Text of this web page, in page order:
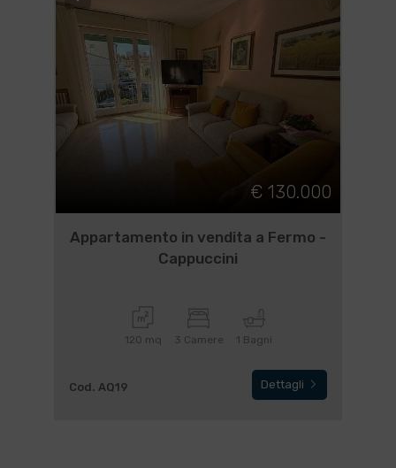
€ 130.000
Appartamento in vendita a Fermo -
Cappuccini
120 mq 3 Camere 1 Bagni
Cod. AQ19 Dettagli